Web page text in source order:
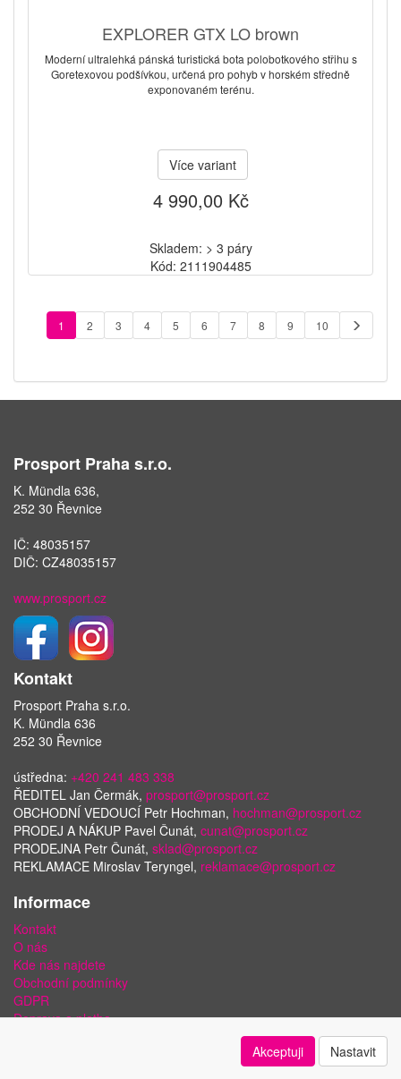
EXPLORER GTX LO brown
Moderní ultralehká pánská turistická bota polobotkového střihu s
Goretexovou podšívkou, určená pro pohyb v horském středně
exponovaném terénu.
Více variant
4 990,00 Kč
Skladem: > 3 páry
Kód: 2111904485
1 2 3 4 5 6 7 8 9 10
Prosport Praha s.r.o.
K. Mündla 636,
252 30 Řevnice
IČ: 48035157
DIČ: CZ48035157
www.prosport.cz
Kontakt
Prosport Praha s.r.o.
K. Mündla 636
252 30 Řevnice
ústředna: +420 241 483 338
ŘEDITEL Jan Čermák, prosport@prosport.cz
OBCHODNÍ VEDOUCÍ Petr Hochman, hochman@prosport.cz
PRODEJ A NÁKUP Pavel Čunát, cunat@prosport.cz
PRODEJNA Petr Čunát, sklad@prosport.cz
REKLAMACE Miroslav Teryngel, reklamace@prosport.cz
Informace
Kontakt
O nás
Kde nás najdete
Obchodní podmínky
GDPR
Doprava a platba
Akceptuji Nastavit